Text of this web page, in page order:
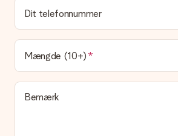
gave?
Leveringstiden findes på gavens
at vores postfirma leverer din gave på
Hvilke leveringsmuligheder kan jeg
I øjeblikket er det ikke (endnu) muligt at
leveringsindstilling. Den gave, du vil
en pakke eller som postkasse levering. Vil
hvilken måde din ordre sendes på?
Dit telefonnummer
Mængde (10+)
Bemærk